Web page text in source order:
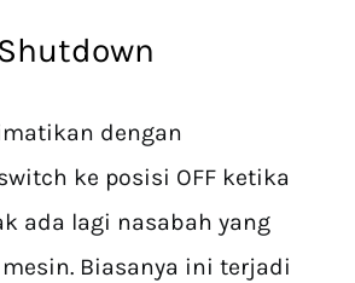
dengan
ke posisi OFF ketika
ada lagi nasabah yang
Biasanya ini terjadi